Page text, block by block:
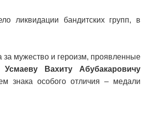
ликвидации бандитских групп, в
мужество и героизм, проявленные
Усмаеву Вахиту Абубакаровичу
знака особого отличия – медали